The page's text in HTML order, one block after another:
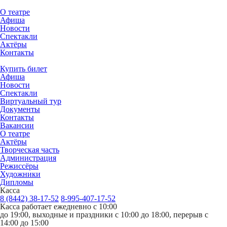
О театре
Афиша
Новости
Спектакли
Актёры
Контакты
Купить билет
Афиша
Новости
Спектакли
Виртуальный тур
Документы
Контакты
Вакансии
О театре
Актёры
Творческая часть
Администрация
Режиссёры
Художники
Дипломы
Касса
8 (8442) 38-17-52 8-995-407-17-52
Касса работает ежедневно с 10:00
до 19:00, выходные и праздники с 10:00 до 18:00, перерыв с
14:00 до 15:00